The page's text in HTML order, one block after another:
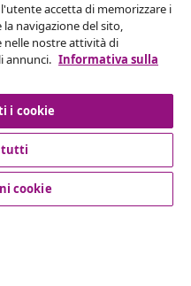
per il tuo ordine.
contratto
accetta di memorizzare i
navigazione del sito,
nelle nostre attività di
annunci. Informativa sulla
i cookie
tutti
cookie